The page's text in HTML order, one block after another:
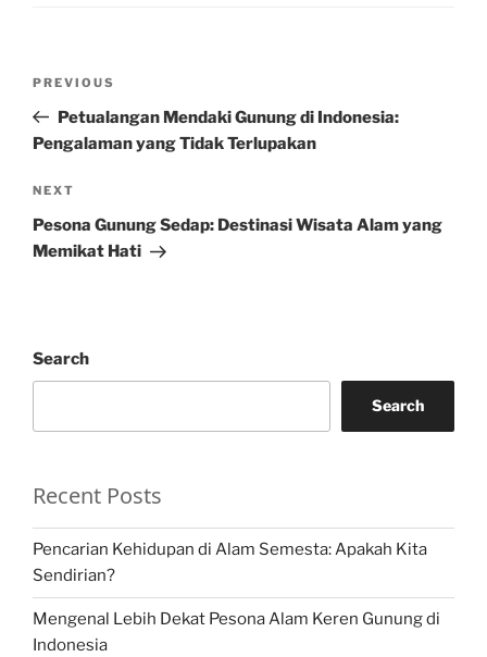
Previous
Post
PREVIOUS
Petualangan Mendaki Gunung di Indonesia:
Pengalaman yang Tidak Terlupakan
Next
Post
NEXT
Pesona Gunung Sedap: Destinasi Wisata Alam yang
Memikat Hati
Search
Search
Recent Posts
Pencarian Kehidupan di Alam Semesta: Apakah Kita
Sendirian?
Mengenal Lebih Dekat Pesona Alam Keren Gunung di
Indonesia